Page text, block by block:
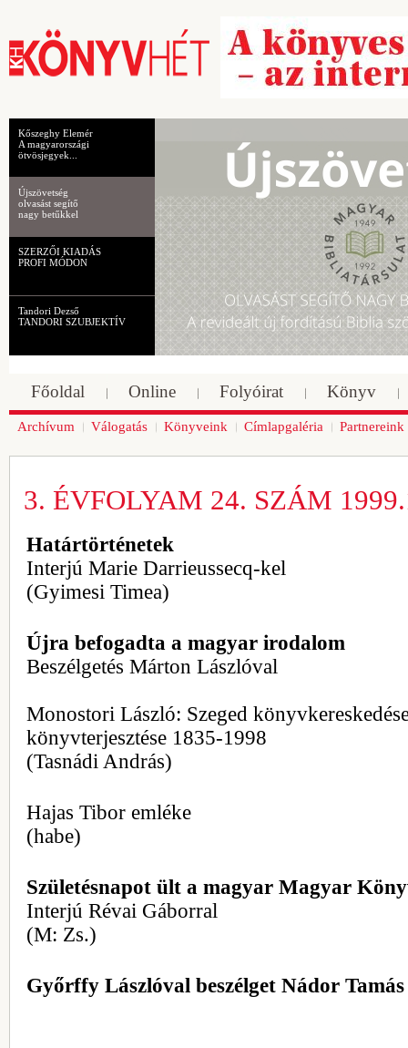
Kőszeghy Elemér
A magyarországi
ötvösjegyek...
Újszövetség
olvasást segítő
nagy betűkkel
SZERZŐI KIADÁS
PROFI MÓDON
Tandori Dezső
TANDORI SZUBJEKTÍV
Főoldal Online Folyóirat Könyv
Archívum Válogatás Könyveink Címlapgaléria Partnereink
3. ÉVFOLYAM 24. SZÁM
Határtörténetek
Interjú Marie Darrieussecq-kel
(Gyimesi Timea)
Újra befogadta a magyar irodalom
Beszélgetés Márton Lászlóval
Monostori László: Szeged
könyvterjesztése 1835-1998
(Tasnádi András)
Hajas Tibor emléke
(habe)
Születésnapot ült a magyar Magyar
Interjú Révai Gáborral
(M: Zs.)
Győrffy Lászlóval beszélget Nádor Tamás